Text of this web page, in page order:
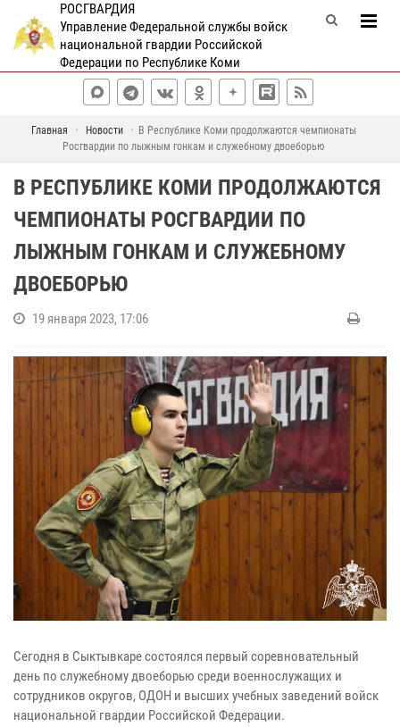
РОСГВАРДИЯ
Управление Федеральной службы войск
национальной гвардии Российской
Федерации по Республике Коми
Главная Новости
В Республике Коми продолжаются чемпионаты
Росгвардии по лыжным гонкам и служебному двоеборью
В РЕСПУБЛИКЕ КОМИ ПРОДОЛЖАЮТСЯ
ЧЕМПИОНАТЫ РОСГВАРДИИ ПО
ЛЫЖНЫМ ГОНКАМ И СЛУЖЕБНОМУ
ДВОЕБОРЬЮ
19 января 2023, 17:06
Сегодня в Сыктывкаре состоялся первый соревновательный
день по служебному двоеборью среди военнослужащих и
сотрудников округов, ОДОН и высших учебных заведений войск
национальной гвардии Российской Федерации.